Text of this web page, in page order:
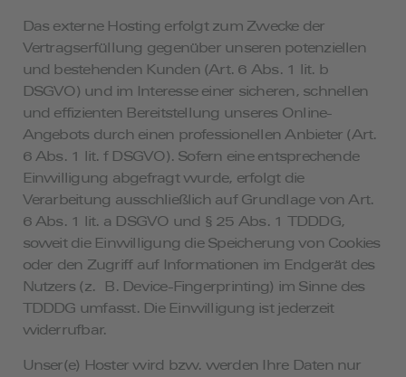
Das externe Hosting erfolgt zum Zwecke der
Vertragserfüllung gegenüber unseren potenziellen
und bestehenden Kunden (Art. 6 Abs. 1 lit. b
DSGVO) und im Interesse einer sicheren, schnellen
und effizienten Bereitstellung unseres Online-
Angebots durch einen professionellen Anbieter (Art.
6 Abs. 1 lit. f DSGVO). Sofern eine entsprechende
Einwilligung abgefragt wurde, erfolgt die
Verarbeitung ausschließlich auf Grundlage von Art.
6 Abs. 1 lit. a DSGVO und § 25 Abs. 1 TDDDG,
soweit die Einwilligung die Speicherung von Cookies
oder den Zugriff auf Informationen im Endgerät des
Nutzers (z. B. Device-Fingerprinting) im Sinne des
TDDDG umfasst. Die Einwilligung ist jederzeit
widerrufbar.
Unser(e) Hoster wird bzw. werden Ihre Daten nur